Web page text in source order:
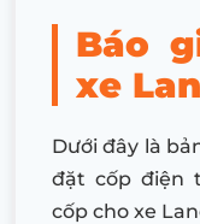
Báo
xe
Dưới đây là
đặt cốp điện
cốp cho xe